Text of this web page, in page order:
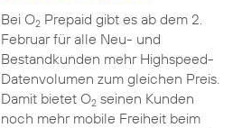
Bei O2Prepaid gibt es ab dem 2.
Februar für alle Neu- und
Bestandkunden mehr Highspeed-
Datenvolumen zum gleichen Preis.
Damit bietet O2seinen Kunden
noch mehr mobile Freiheit beim